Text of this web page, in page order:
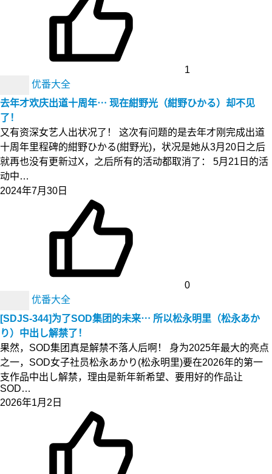
1
优番大全
去年才欢庆出道十周年⋯ 现在紺野光（紺野ひかる）却不见
了！
又有资深女艺人出状况了！ 这次有问题的是去年才刚完成出道
十周年里程碑的紺野ひかる(紺野光)，状况是她从3月20日之后
就再也没有更新过X，之后所有的活动都取消了： 5月21日的活
动中…
2024年7月30日
0
优番大全
[SDJS-344]为了SOD集团的未来⋯ 所以松永明里（松永あか
り）中出し解禁了！
果然，SOD集团真是解禁不落人后啊！ 身为2025年最大的亮点
之一，SOD女子社员松永あかり(松永明里)要在2026年的第一
支作品中出し解禁，理由是新年新希望、要用好的作品让
SOD…
2026年1月2日